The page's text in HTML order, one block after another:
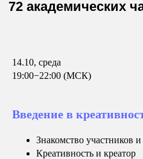
14.10, среда
19:00−22:00 (МСК)
Введение в
Знакомство участников
Креативность и креатор